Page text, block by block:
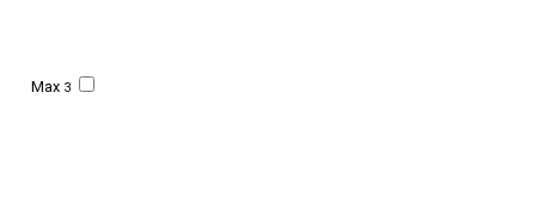
Max 3